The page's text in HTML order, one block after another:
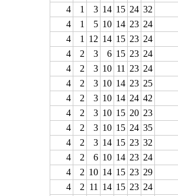
4
1 3 14 15 24 32
4
1 5 10 14 23 24
4
1 12 14 15 23 24
4
2 3 6 15 23 24
4
2 3 10 11 23 24
4
2 3 10 14 23 25
4
2 3 10 14 24 42
4
2 3 10 15 20 23
4
2 3 10 15 24 35
4
2 3 14 15 23 32
4
2 6 10 14 23 24
4
2 10 14 15 23 29
4
2 11 14 15 23 24